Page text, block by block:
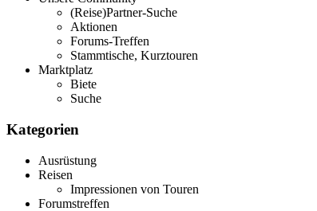
(Reise)Partner-Suche
Aktionen
Forums-Treffen
Stammtische, Kurztouren
Marktplatz
Biete
Suche
Kategorien
Ausrüstung
Reisen
Impressionen von Touren
Forumstreffen